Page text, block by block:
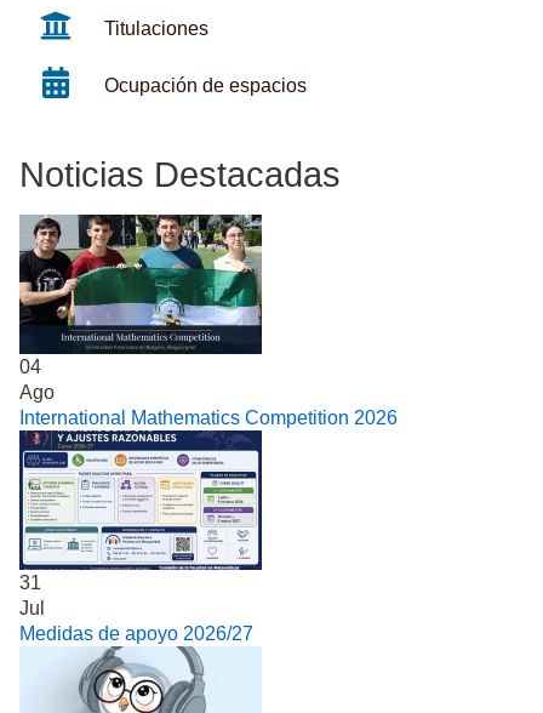
Titulaciones
Ocupación de espacios
Noticias Destacadas
04
Ago
International Mathematics Competition 2026
31
Jul
Medidas de apoyo 2026/27